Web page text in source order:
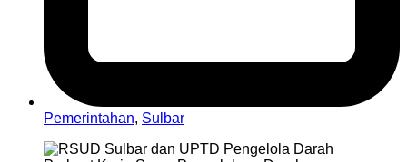
Pemerintahan, Sulbar